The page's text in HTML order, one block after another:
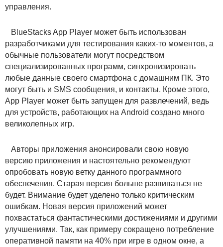
управления.
BlueStacks App Player может быть использован
разработчиками для тестирования каких-то моментов, а
обычные пользователи могут посредством
специализированных программ, синхронизировать
любые данные своего смартфона с домашним ПК. Это
могут быть и SMS сообщения, и контакты. Кроме этого,
App Player может быть запущен для развлечений, ведь
для устройств, работающих на Android создано много
великолепных игр.
Авторы приложения анонсировали свою новую
версию приложения и настоятельно рекомендуют
опробовать новую ветку данного программного
обеспечения. Старая версия больше развиваться не
будет. Внимание будет уделено только критическим
ошибкам. Новая версия приложений может
похвастаться фантастическими достижениями и другими
улучшениями. Так, как примеру сокращено потребление
оперативной памяти на 40% при игре в одном окне, а